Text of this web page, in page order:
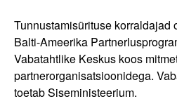
Tunnustamisürituse korraldajad
Balti-Ameerika
Vabatahtlike Keskus koos
partnerorganisatsioonidega.
toetab Siseministeerium.